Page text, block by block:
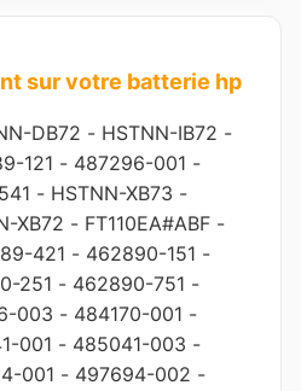
sur votre batterie hp
DB72 - HSTNN-IB72 -
121 - 487296-001 -
- HSTNN-XB73 -
XB72 - FT110EA#ABF -
421 - 462890-151 -
251 - 462890-751 -
003 - 484170-001 -
001 - 485041-003 -
001 - 497694-002 -